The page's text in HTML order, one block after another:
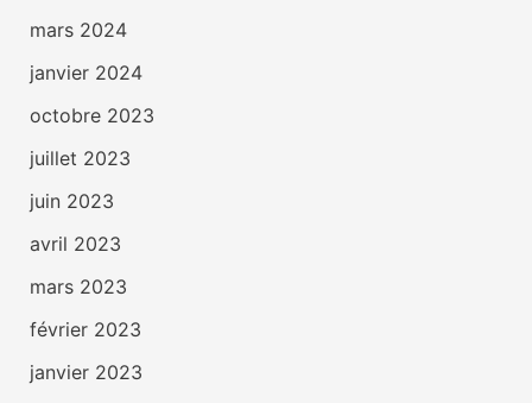
mars 2024
janvier 2024
octobre 2023
juillet 2023
juin 2023
avril 2023
mars 2023
février 2023
janvier 2023